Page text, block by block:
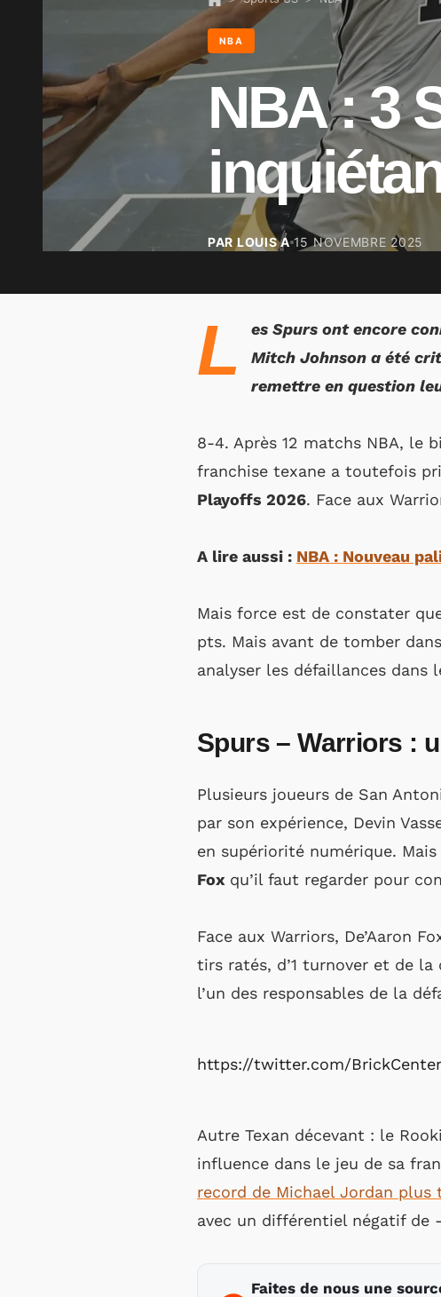
NBA
NBA : 3
PAR LOUIS A 15 NOVEMBRE 2025
L
es Spurs ont encore
Mitch Johnson a été
remettre en question
8-4. Après 12 matchs NBA, le
franchise texane a toutefois
Playoffs 2026. Face aux
A lire aussi : NBA : Nouveau
Mais force est de constater
pts. Mais avant de tomber
analyser les défaillances dans
Spurs – Warriors :
Plusieurs joueurs de San
par son expérience, Devin
en supériorité numérique.
Fox qu’il faut regarder pour
Face aux Warriors, De’Aaron
tirs ratés, d’1 turnover et de la
l’un des responsables de la
https://twitter.com/
Autre Texan décevant : le
influence dans le jeu de sa
record de Michael Jordan plus
avec un différentiel négatif de -
Faites de nous une